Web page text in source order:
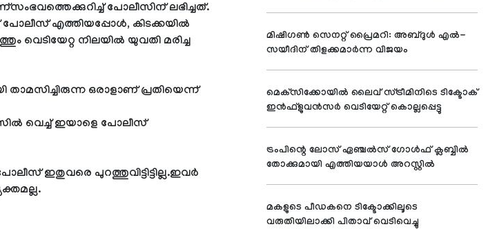
പോലീസിന് ലഭിച്ചത്.
പോലീസ് എത്തിയപ്പോൾ, കിടക്കയിൽ
വെടിയേറ്റ നിലയിൽ യുവതി മരിച്ച
ഒരാളാണ് പ്രതിയെന്ന്
വെച്ച് ഇയാളെ പോലീസ്
ഇതുവരെ പുറത്തുവിട്ടിട്ടില്ല.ഇവർ
മിഷിഗണ്‍ സെനറ്റ് പ്രൈമറി: അബ്ദുള്‍ എല്‍-
സയീദിന് തിളക്കമാര്‍ന്ന വിജയം
മെക്‌സിക്കോയില്‍ ലൈവ് സ്ട്രീമിനിടെ ടിക്ടോക്
ഇന്‍ഫ്‌ളുവന്‍സര്‍ വെടിയേറ്റ് കൊല്ലപ്പെട്ടു
ട്രംപിന്റെ ലോസ് ഏഞ്ചല്‍സ് ഗോള്‍ഫ് ക്ലബ്ബില്‍
തോക്കുമായി എത്തിയയാള്‍ അറസ്റ്റില്‍
മകളുടെ പീഡകനെ ടിക്ടോക്കിലൂടെ
വരുതിയിലാക്കി പിതാവ് വെടിവെച്ചു